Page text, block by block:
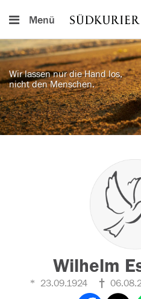
Menü
Wir lassen nur die Hand los,
nicht den Menschen.
Wilhelm
23.09.1924